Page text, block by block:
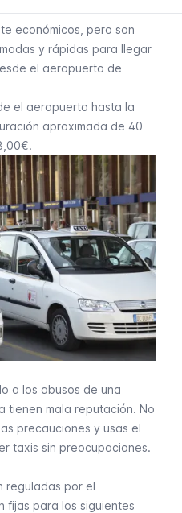
económicos, pero son
y rápidas para llegar
el aeropuerto de
el aeropuerto hasta la
aproximada de 40
a los abusos de una
tienen mala reputación. No
precauciones y usas el
taxis sin preocupaciones.
reguladas por el
fijas para los siguientes